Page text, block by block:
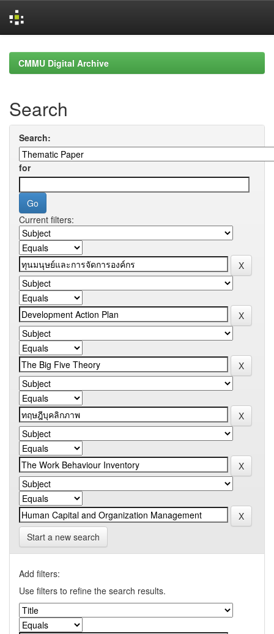
navigationCMMU Digital Archive
Search
Search:
for
Current filters:
Start a new search
Add filters:
Use filters to refine the search results.